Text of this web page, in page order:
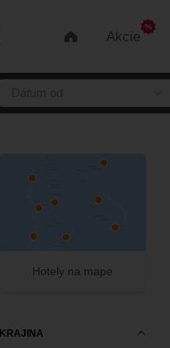
Úvod Akcie
Hotely na mape
KRAJINA